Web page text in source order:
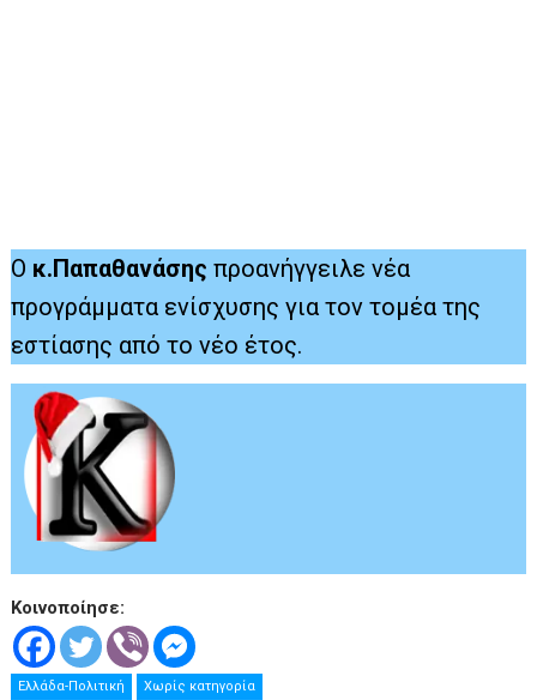
Ο κ.Παπαθανάσηςπροανήγγειλε νέα
προγράμματα ενίσχυσης για τον τομέα της
εστίασης από το νέο έτος.
Κοινοποίησε:
Ελλάδα-Πολιτική Χωρίς κατηγορία